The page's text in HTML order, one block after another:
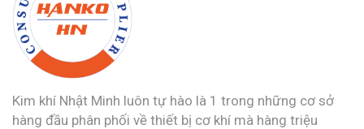
Kim khí Nhật Minh luôn tự hào là 1 trong những cơ sở
hàng đầu phân phối về thiết bị cơ khí mà hàng triệu